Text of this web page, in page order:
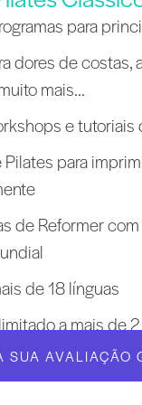
para
dores de costas,
mais...
e tutoriais
para
de Reformer
de 18 línguas
a mais de
SUA AVALIAÇÃO